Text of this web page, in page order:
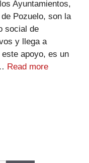
Ayuntamientos,
Pozuelo, son la
social de
y llega a
apoyo, es un
Read more